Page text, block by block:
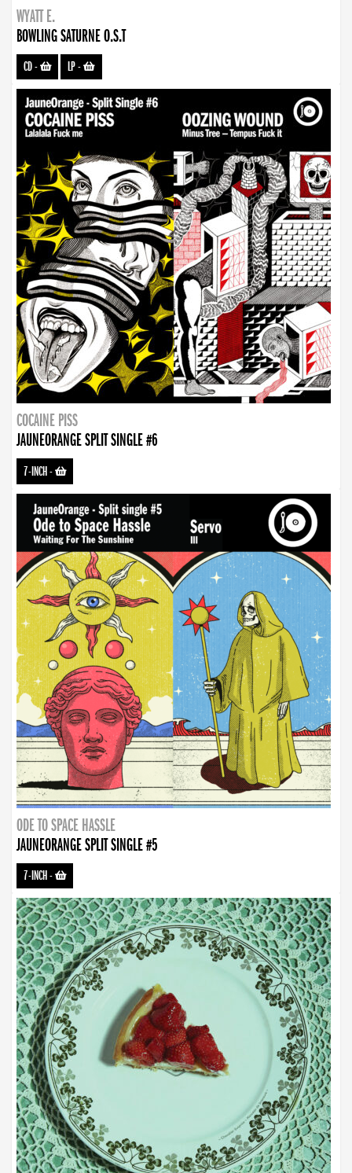
WYATT E.
BOWLING SATURNE O.S.T
CD- LP-
COCAINE PISS
JAUNEORANGE SPLIT SINGLE #6
7-INCH-
ODE TO SPACE HASSLE
JAUNEORANGE SPLIT SINGLE #5
7-INCH-